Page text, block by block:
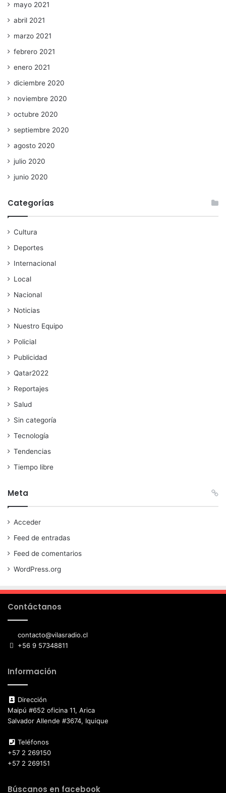
mayo 2021
abril 2021
marzo 2021
febrero 2021
enero 2021
diciembre 2020
noviembre 2020
octubre 2020
septiembre 2020
agosto 2020
julio 2020
junio 2020
Categorías
Cultura
Deportes
Internacional
Local
Nacional
Noticias
Nuestro Equipo
Policial
Publicidad
Qatar2022
Reportajes
Salud
Sin categoría
Tecnología
Tendencias
Tiempo libre
Meta
Acceder
Feed de entradas
Feed de comentarios
WordPress.org
Contáctanos
contacto@vilasradio.cl
+56 9 57348811
Información
Dirección
Maipú #652 oficina 11, Arica
Salvador Allende #3674, Iquique
Teléfonos
+57 2 269150
+57 2 269151
Búscanos en facebook